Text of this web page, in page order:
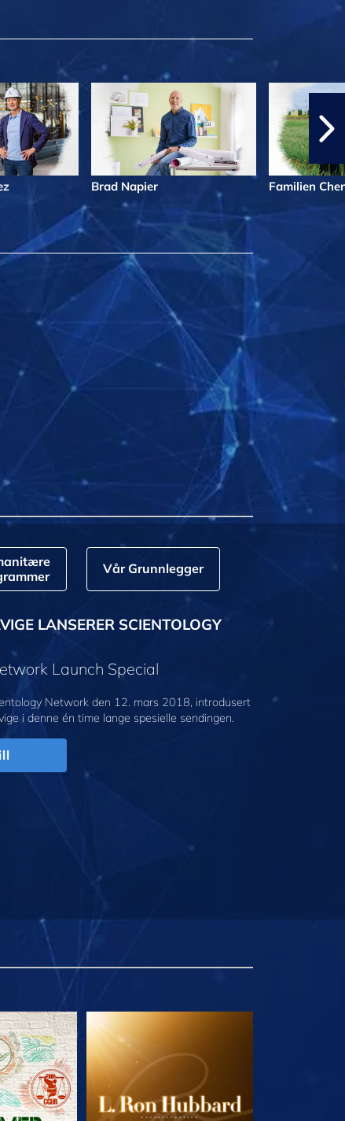
Brad Napier Familien
Vår Grunnlegger
LANSERER SCIENTOLOGY
Launch Special
Network den 12. mars 2018, introdusert
i denne én time lange spesielle sendingen.